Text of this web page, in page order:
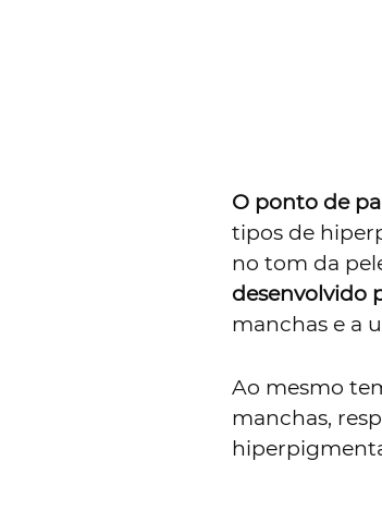
O ponto de
tipos de
no tom da
desenvolvido
manchas e a
Ao mesmo
manchas,